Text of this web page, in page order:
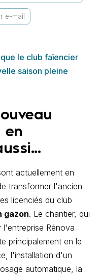
e-mail
le club faïencier
saison pleine
en
actuellement en
transformer l'ancien
licenciés du club
gazon. Le chantier, qui
Rénova
principalement en le
l'installation d'un
automatique, la